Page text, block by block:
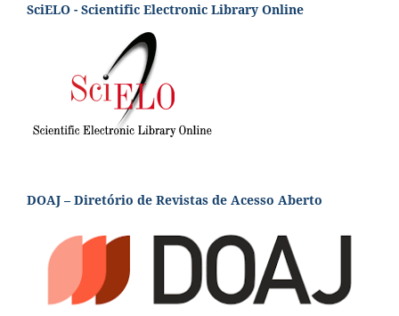
SciELO - Scientific Electronic Library Online
DOAJ – Diretório de Revistas de Acesso Aberto